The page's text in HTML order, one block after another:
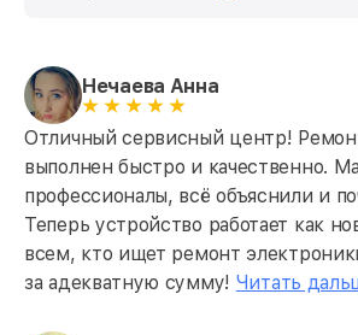
Нечаева Анна
Отличный сервисный центр!
выполнен быстро и качественно.
профессионалы, всё объяснили и
Теперь устройство работает как
всем, кто ищет ремонт
за адекватную сумму! Читать